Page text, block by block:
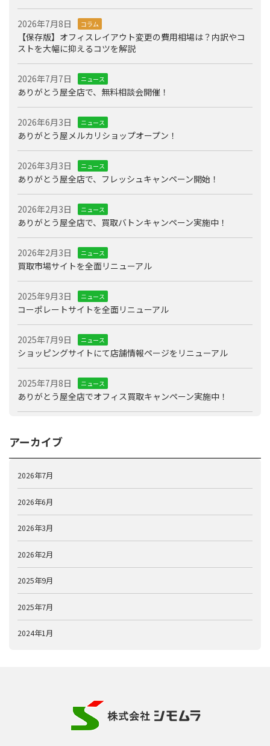
2026年7月8日 コラム
【保存版】オフィスレイアウト変更の費用相場は？内訳やコ
ストを大幅に抑えるコツを解説
2026年7月7日 ニュース
ありがとう屋全店で、無料相談会開催！
2026年6月3日 ニュース
ありがとう屋メルカリショップオープン！
2026年3月3日 ニュース
ありがとう屋全店で、フレッシュキャンペーン開始！
2026年2月3日 ニュース
ありがとう屋全店で、買取バトンキャンペーン実施中！
2026年2月3日 ニュース
買取市場サイトを全面リニューアル
2025年9月3日 ニュース
コーポレートサイトを全面リニューアル
2025年7月9日 ニュース
ショッピングサイトにて店舗情報ページをリニューアル
2025年7月8日 ニュース
ありがとう屋全店でオフィス買取キャンペーン実施中！
アーカイブ
2026年7月
2026年6月
2026年3月
2026年2月
2025年9月
2025年7月
2024年1月